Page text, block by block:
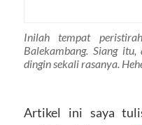
Inilah tempat
Balekambang. Siang itu,
dingin sekali rasanya.
Artikel ini saya